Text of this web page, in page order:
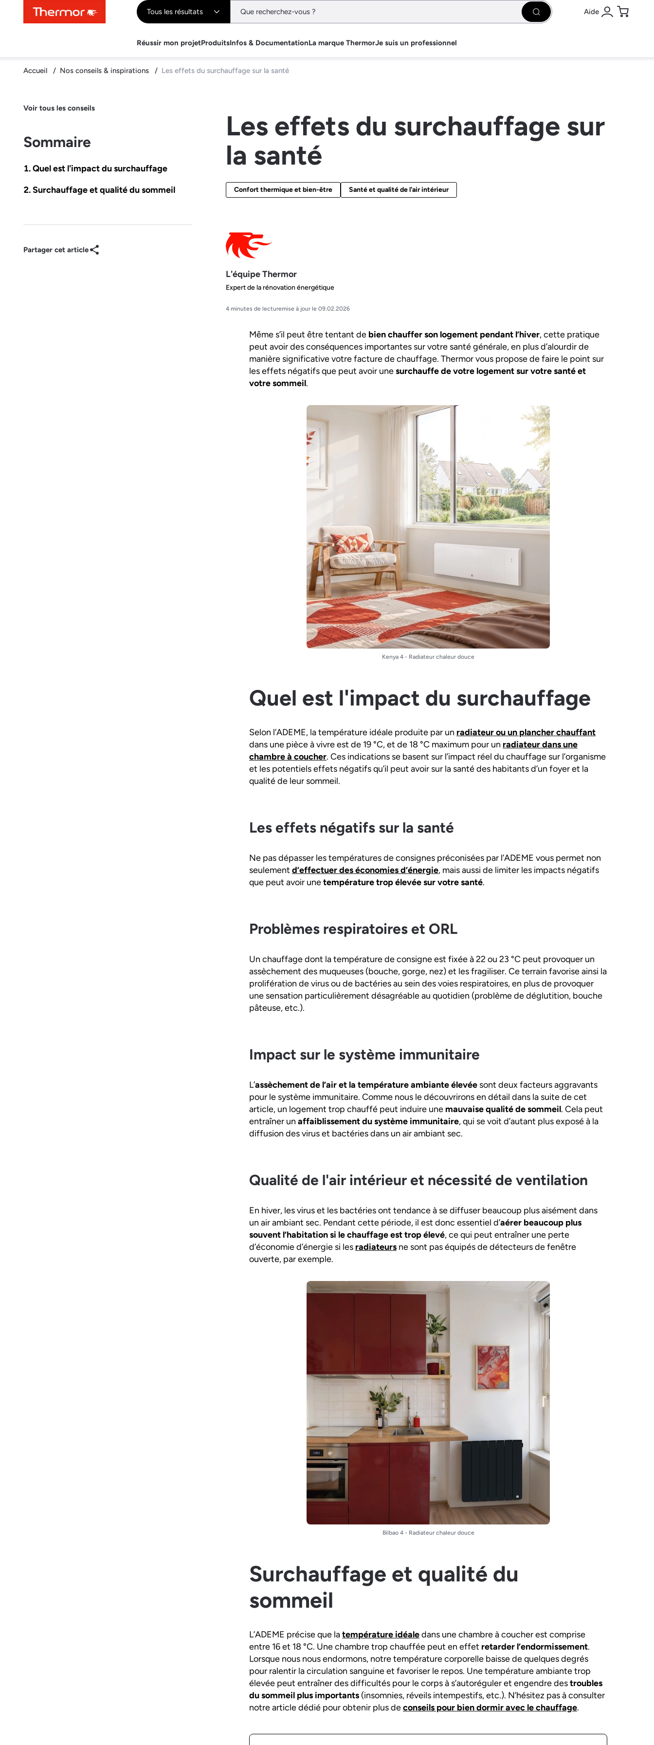
ContenuMenuRecherche Tous les résultats Rechercher Aide
Se connecter
Panier
Réussir mon projetProduitsInfos & DocumentationLa marque ThermorJe suis un professionnel
Accueil Nos conseils & inspirations Les effets du surchauffage sur la santé
Voir tous les conseils
Sommaire
Quel est l'impact du surchauffage
Surchauffage et qualité du sommeil
Partager cet article
Les effets du surchauffage sur
la santé
Confort thermique et bien-être Santé et qualité de l'air intérieur
L'équipe Thermor
Expert de la rénovation énergétique
4 minutes de lecturemise à jour le 09.02.2026
Même s’il peut être tentant de bien chauffer son logement pendant l’hiver, cette pratique
peut avoir des conséquences importantes sur votre santé générale, en plus d’alourdir de
manière significative votre facture de chauffage. Thermor vous propose de faire le point sur
les effets négatifs que peut avoir unesurchauffe de votre logement sur votre santé et
votre sommeil.
Kenya 4 - Radiateur chaleur douce
Quel est l'impact du surchauffage
Selon l’ADEME, la température idéale produite par un radiateur ou un plancher chauffant
dans une pièce à vivre est de 19 °C, et de 18 °C maximum pour un radiateur dans une
chambre à coucher. Ces indications se basent sur l’impact réel du chauffage sur l’organisme
et les potentiels effets négatifs qu’il peut avoir sur la santé des habitants d’un foyer et la
qualité de leur sommeil.
Les effets négatifs sur la santé
Ne pas dépasser les températures de consignes préconisées par l’ADEME vous permet non
seulement d’effectuer des économies d’énergie, mais aussi de limiter les impacts négatifs
que peut avoir unetempérature trop élevée sur votre santé.
Problèmes respiratoires et ORL
Un chauffage dont la température de consigne est fixée à 22 ou 23 °C peut provoquer un
assèchement des muqueuses (bouche, gorge, nez) et les fragiliser. Ce terrain favorise ainsi la
prolifération de virus ou de bactéries au sein des voies respiratoires, en plus de provoquer
une sensation particulièrement désagréable au quotidien (problème de déglutition, bouche
pâteuse, etc.).
Impact sur le système immunitaire
L’assèchement de l’air et la température ambiante élevée sont deux facteurs aggravants
pour le système immunitaire. Comme nous le découvrirons en détail dans la suite de cet
article, un logement trop chauffé peut induire une mauvaise qualité de sommeil. Cela peut
entraîner un affaiblissement du système immunitaire, qui se voit d’autant plus exposé à la
diffusion des virus et bactéries dans un air ambiant sec.
Qualité de l'air intérieur et nécessité de ventilation
En hiver, les virus et les bactéries ont tendance à se diffuser beaucoup plus aisément dans
un air ambiant sec. Pendant cette période, il est donc essentiel d’aérer beaucoup plus
souvent l’habitation si le chauffage est trop élevé, ce qui peut entraîner une perte
d’économie d’énergie si les radiateurs ne sont pas équipés de détecteurs de fenêtre
ouverte, par exemple.
Bilbao 4 - Radiateur chaleur douce
Surchauffage et qualité du
sommeil
L’ADEME précise que latempérature idéaledans une chambre à coucher est comprise
entre 16 et 18 °C. Une chambre trop chauffée peut en effet retarder l’endormissement.
Lorsque nous nous endormons, notre température corporelle baisse de quelques degrés
pour ralentir la circulation sanguine et favoriser le repos. Une température ambiante trop
élevée peut entraîner des difficultés pour le corps à s’autoréguler et engendre destroubles
du sommeil plus importants (insomnies, réveils intempestifs, etc.). N’hésitez pas à consulter
notre article dédié pour obtenir plus deconseils pour bien dormir avec le chauffage.